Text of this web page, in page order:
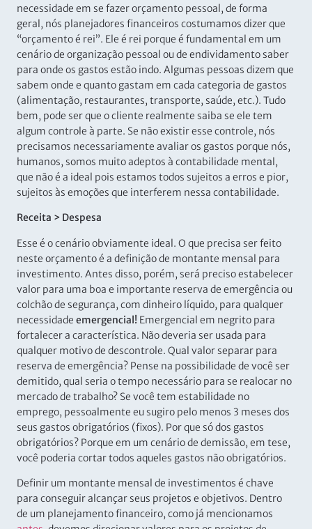
necessidade em se fazer orçamento pessoal, de forma
geral, nós planejadores financeiros costumamos dizer que
“orçamento é rei”. Ele é rei porque é fundamental em um
cenário de organização pessoal ou de endividamento saber
para onde os gastos estão indo. Algumas pessoas dizem que
sabem onde e quanto gastam em cada categoria de gastos
(alimentação, restaurantes, transporte, saúde, etc.). Tudo
bem, pode ser que o cliente realmente saiba se ele tem
algum controle à parte. Se não existir esse controle, nós
precisamos necessariamente avaliar os gastos porque nós,
humanos, somos muito adeptos à contabilidade mental,
que não é a ideal pois estamos todos sujeitos a erros e pior,
sujeitos às emoções que interferem nessa contabilidade.
Receita > Despesa
Esse é o cenário obviamente ideal. O que precisa ser feito
neste orçamento é a definição de montante mensal para
investimento. Antes disso, porém, será preciso estabelecer
valor para uma boa e importante reserva de emergência ou
colchão de segurança, com dinheiro líquido, para qualquer
necessidadeemergencial! Emergencial em negrito para
fortalecer a característica. Não deveria ser usada para
qualquer motivo de descontrole. Qual valor separar para
reserva de emergência? Pense na possibilidade de você ser
demitido, qual seria o tempo necessário para se realocar no
mercado de trabalho? Se você tem estabilidade no
emprego, pessoalmente eu sugiro pelo menos 3 meses dos
seus gastos obrigatórios (fixos). Por que só dos gastos
obrigatórios? Porque em um cenário de demissão, em tese,
você poderia cortar todos aqueles gastos não obrigatórios.
Definir um montante mensal de investimentos é chave
para conseguir alcançar seus projetos e objetivos. Dentro
de um planejamento financeiro, como já mencionamos